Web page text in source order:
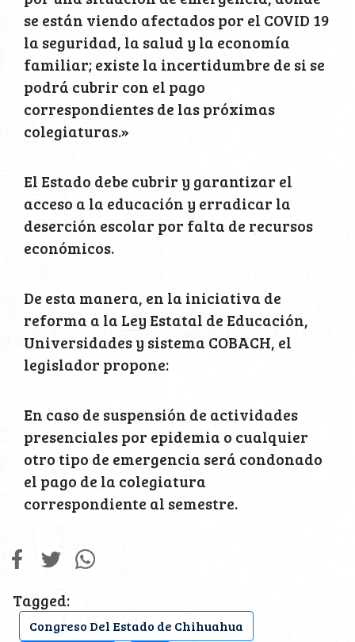
se están viendo afectados por el COVID 19
la seguridad, la salud y la economía
familiar; existe la incertidumbre de si se
podrá cubrir con el pago
correspondientes de las próximas
colegiaturas.»
El Estado debe cubrir y garantizar el
acceso a la educación y erradicar la
deserción escolar por falta de recursos
económicos.
De esta manera, en la iniciativa de
reforma a la Ley Estatal de Educación,
Universidades y sistema COBACH, el
legislador propone:
En caso de suspensión de actividades
presenciales por epidemia o cualquier
otro tipo de emergencia será condonado
el pago de la colegiatura
correspondiente al semestre.
Tagged:
Congreso Del Estado de Chihuahua